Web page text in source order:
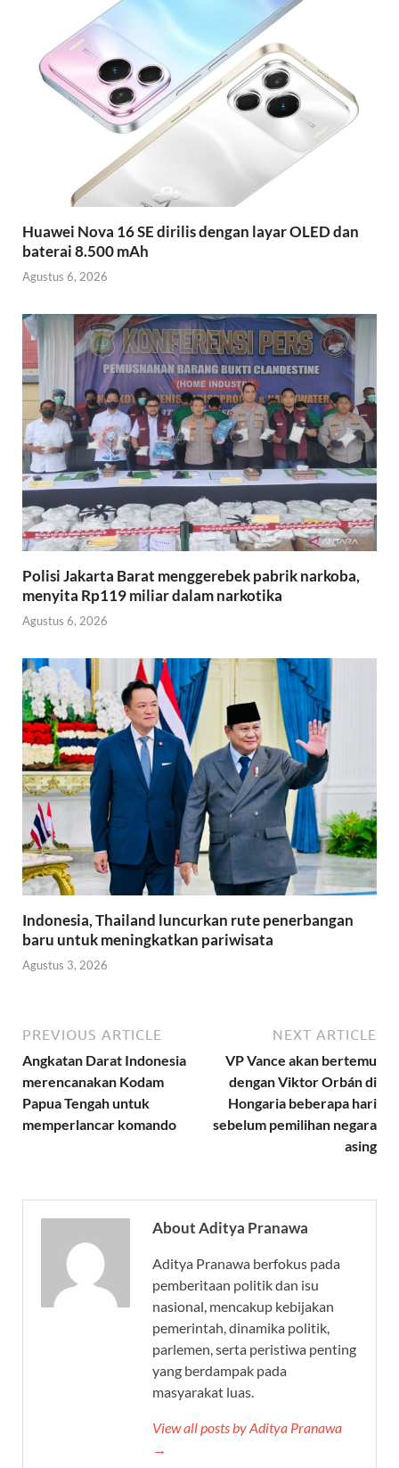
Huawei Nova 16 SE dirilis dengan layar OLED dan
baterai 8.500 mAh
Agustus 6, 2026
Polisi Jakarta Barat menggerebek pabrik narkoba,
menyita Rp119 miliar dalam narkotika
Agustus 6, 2026
Indonesia, Thailand luncurkan rute penerbangan
baru untuk meningkatkan pariwisata
Agustus 3, 2026
PREVIOUS ARTICLE
Angkatan Darat Indonesia
merencanakan Kodam
Papua Tengah untuk
memperlancar komando
NEXT ARTICLE
VP Vance akan bertemu
dengan Viktor Orbán di
Hongaria beberapa hari
sebelum pemilihan negara
asing
About Aditya Pranawa
Aditya Pranawa berfokus pada
pemberitaan politik dan isu
nasional, mencakup kebijakan
pemerintah, dinamika politik,
parlemen, serta peristiwa penting
yang berdampak pada
masyarakat luas.
View all posts by Aditya Pranawa
→